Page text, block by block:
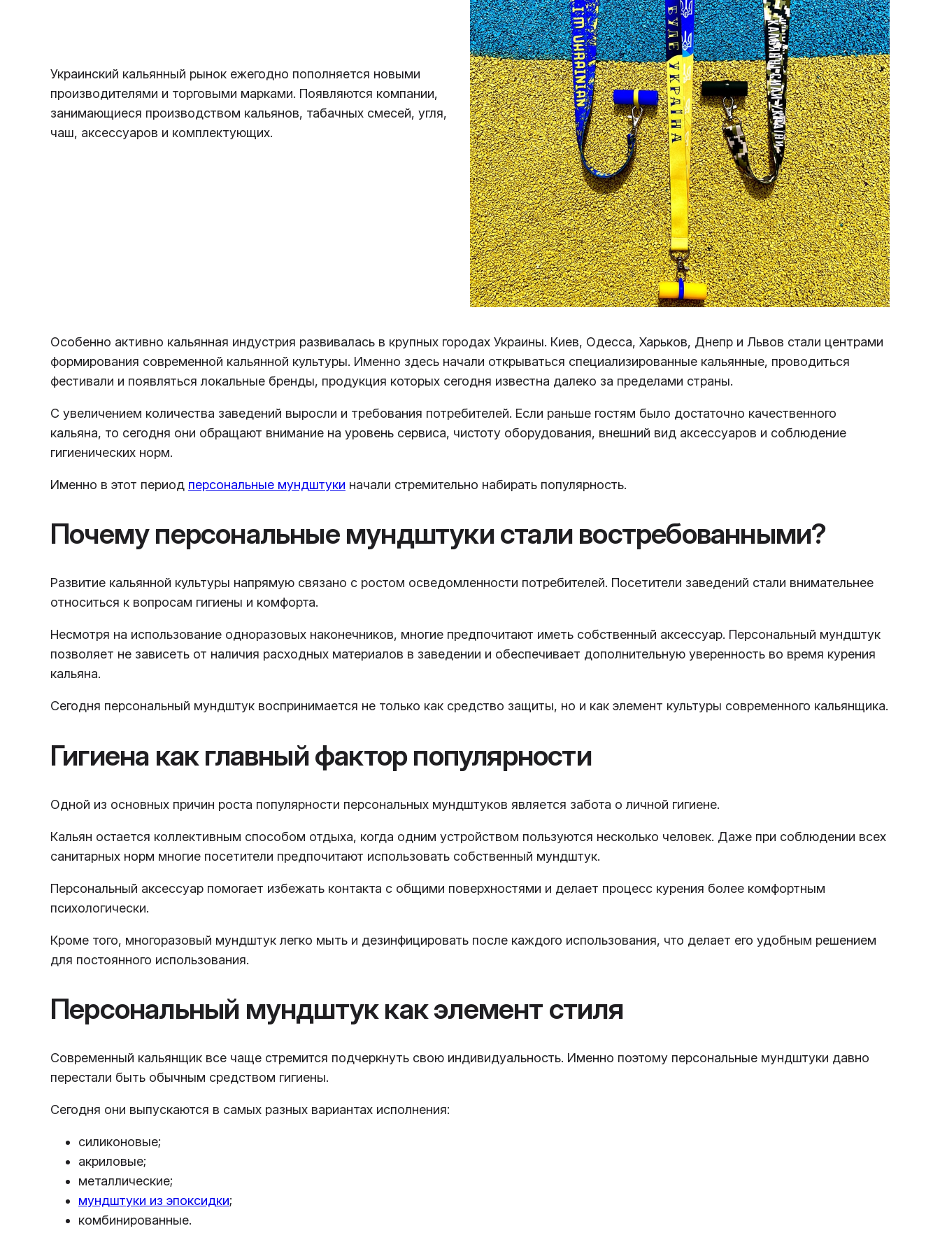
Украинский кальянный рынок ежегодно пополняется новыми
производителями и торговыми марками. Появляются компании,
занимающиеся производством кальянов, табачных смесей, угля,
чаш, аксессуаров и комплектующих.
Особенно активно кальянная индустрия развивалась в крупных городах Украины. Киев, Одесса, Харьков, Днепр и Львов стали центрами
формирования современной кальянной культуры. Именно здесь начали открываться специализированные кальянные, проводиться
фестивали и появляться локальные бренды, продукция которых сегодня известна далеко за пределами страны.
С увеличением количества заведений выросли и требования потребителей. Если раньше гостям было достаточно качественного
кальяна, то сегодня они обращают внимание на уровень сервиса, чистоту оборудования, внешний вид аксессуаров и соблюдение
гигиенических норм.
Именно в этот период персональные мундштуки начали стремительно набирать популярность.
Почему персональные мундштуки стали востребованными?
Развитие кальянной культуры напрямую связано с ростом осведомленности потребителей. Посетители заведений стали внимательнее
относиться к вопросам гигиены и комфорта.
Несмотря на использование одноразовых наконечников, многие предпочитают иметь собственный аксессуар. Персональный мундштук
позволяет не зависеть от наличия расходных материалов в заведении и обеспечивает дополнительную уверенность во время курения
кальяна.
Сегодня персональный мундштук воспринимается не только как средство защиты, но и как элемент культуры современного кальянщика.
Гигиена как главный фактор популярности
Одной из основных причин роста популярности персональных мундштуков является забота о личной гигиене.
Кальян остается коллективным способом отдыха, когда одним устройством пользуются несколько человек. Даже при соблюдении всех
санитарных норм многие посетители предпочитают использовать собственный мундштук.
Персональный аксессуар помогает избежать контакта с общими поверхностями и делает процесс курения более комфортным
психологически.
Кроме того, многоразовый мундштук легко мыть и дезинфицировать после каждого использования, что делает его удобным решением
для постоянного использования.
Персональный мундштук как элемент стиля
Современный кальянщик все чаще стремится подчеркнуть свою индивидуальность. Именно поэтому персональные мундштуки давно
перестали быть обычным средством гигиены.
Сегодня они выпускаются в самых разных вариантах исполнения:
силиконовые;
акриловые;
металлические;
мундштуки из эпоксидки;
комбинированные.